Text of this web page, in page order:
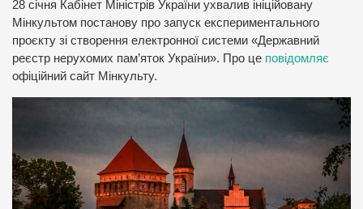
28 січня Кабінет Міністрів України ухвалив ініційовану
Мінкультом постанову про запуск експериментального
проєкту зі створення електронної системи «Державний
реєстр нерухомих пам’яток України». Про це повідомляє
офіційний сайт Мінкульту.